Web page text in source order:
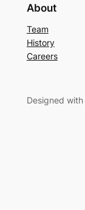
About
Team
History
Careers
Designed with